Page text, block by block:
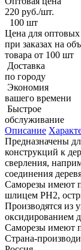
220 руб./шт.
100 шт
Цена для оптовых
при заказах на
товара от 100 шт
Доставка
по городу
Экономия
вашего времени
Быстрое
обслуживание
Описание
Предназначены
конструкций к
сверления,
соединения
Саморезы имеют
шлицем PH2,
Производятся из
оксидированием
Саморезы имеют
Страна-